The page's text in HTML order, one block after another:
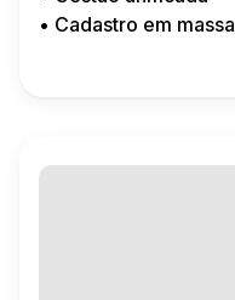
• Cadastro em massa